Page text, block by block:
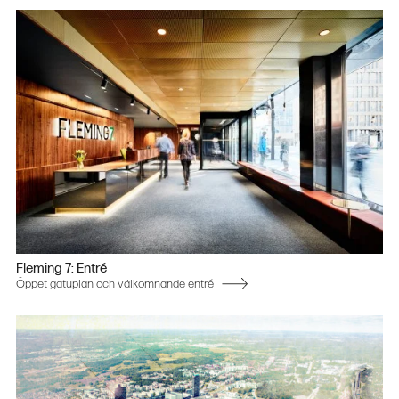
Fleming 7: Entré
Öppet gatuplan och välkomnande entré